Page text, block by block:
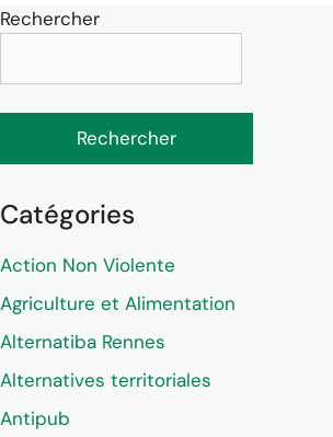
Rechercher
Rechercher
Catégories
Action Non Violente
Agriculture et Alimentation
Alternatiba Rennes
Alternatives territoriales
Antipub